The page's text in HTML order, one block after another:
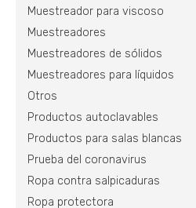
Muestreador para viscoso
Muestreadores
Muestreadores de sólidos
Muestreadores para líquidos
Otros
Productos autoclavables
Productos para salas blancas
Prueba del coronavirus
Ropa contra salpicaduras
Ropa protectora